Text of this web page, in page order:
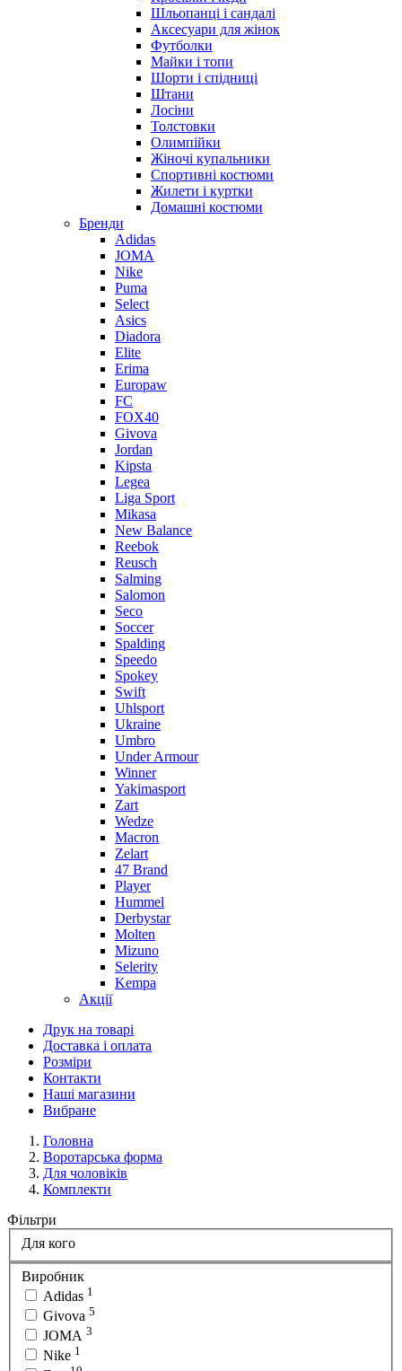
Шльопанці і сандалі
Аксесуари для жінок
Футболки
Майки і топи
Шорти і спідниці
Штани
Лосіни
Толстовки
Олимпійки
Жіночі купальники
Спортивні костюми
Жилети і куртки
Домашні костюми
Бренди
Adidas
JOMA
Nike
Puma
Select
Asics
Diadora
Elite
Erima
Europaw
FC
FOX40
Givova
Jordan
Kipsta
Legea
Liga Sport
Mikasa
New Balance
Reebok
Reusch
Salming
Salomon
Seco
Soccer
Spalding
Speedo
Spokey
Swift
Uhlsport
Ukraine
Umbro
Under Armour
Winner
Yakimasport
Zart
Wedze
Macron
Zelart
47 Brand
Player
Hummel
Derbystar
Molten
Mizuno
Selerity
Kempa
Акції
Друк на товарі
Доставка і оплата
Розміри
Контакти
Наші магазини
Вибране
Головна
Воротарська форма
Для чоловіків
Комплекти
Фільтри
Для кого
Виробник
Adidas 1
Givova 5
JOMA 3
Nike 1